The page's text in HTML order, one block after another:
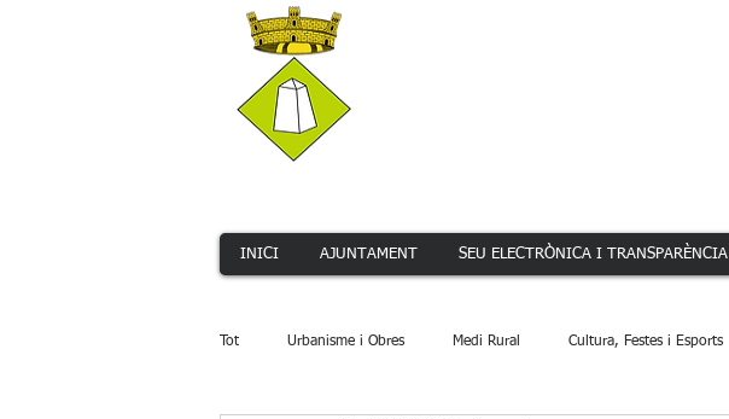
INICI AJUNTAMENT SEU ELECTRÒNICA I TRANSPARÈNCIA
Tot Urbanisme i Obres Medi Rural Cultura, Festes i Esports